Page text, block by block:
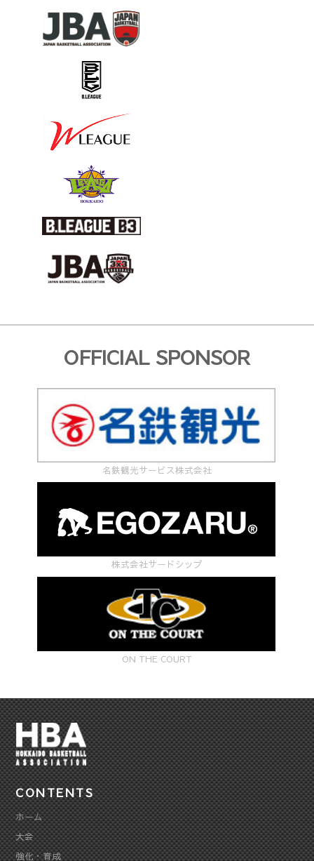
OFFICIAL SPONSOR
名鉄観光サービス株式会社
株式会社サードシップ
ON THE COURT
CONTENTS
ホーム
大会
強化・育成